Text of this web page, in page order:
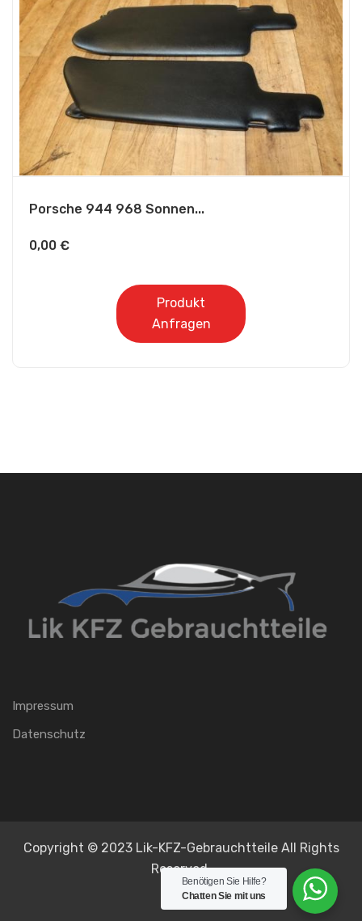
Porsche 944 968 Sonnen...
0,00 €
Produkt
Anfragen
Impressum
Datenschutz
Copyright © 2023 Lik-KFZ-Gebrauchtteile All Rights
Reserved.
Benötigen Sie Hilfe?
Chatten Sie mit uns